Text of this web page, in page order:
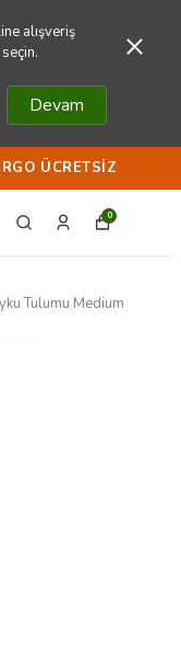
alışveriş
Devam
ÜCRETSIZ
0
Tulumu Medium